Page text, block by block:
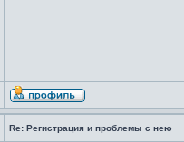
Re: Регистрация и проблемы с нею